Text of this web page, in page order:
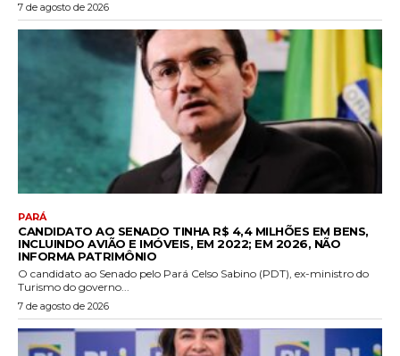
7 de agosto de 2026
PARÁ
CANDIDATO AO SENADO TINHA R$ 4,4 MILHÕES EM BENS,
INCLUINDO AVIÃO E IMÓVEIS, EM 2022; EM 2026, NÃO
INFORMA PATRIMÔNIO
O candidato ao Senado pelo Pará Celso Sabino (PDT), ex-ministro do
Turismo do governo...
7 de agosto de 2026